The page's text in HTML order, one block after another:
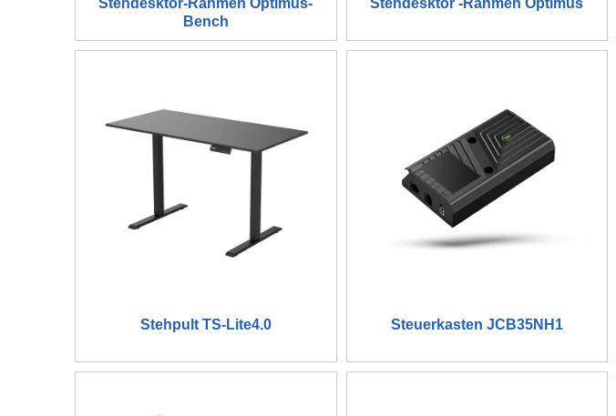
Stehdesktor-Rahmen Optimus-
Bench
Stehdesktor -Rahmen Optimus
Stehpult TS-Lite4.0 Steuerkasten JCB35NH1